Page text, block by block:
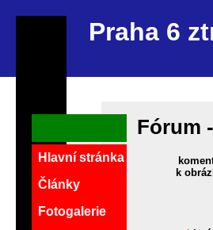
Praha 6
Fórum
k
Hlavní stránka
Články
Fotogalerie